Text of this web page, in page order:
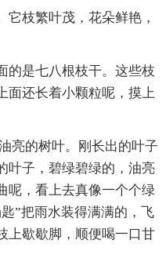
枝繁叶茂，花朵鲜艳，
的是七八根枝干。这些枝
面还长着小颗粒呢，摸上
亮的树叶。刚长出的叶子
叶子，碧绿碧绿的，油亮
呢，看上去真像一个个绿
”把雨水装得满满的，飞
上歇歇脚，顺便喝一口甘